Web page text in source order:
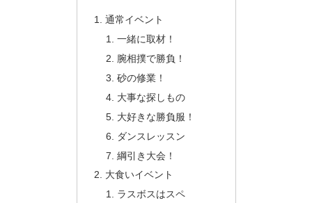
通常イベント
一緒に取材！
腕相撲で勝負！
砂の修業！
大事な探しもの
大好きな勝負服！
ダンスレッスン
綱引き大会！
大食いイベント
ラスボスはスペ